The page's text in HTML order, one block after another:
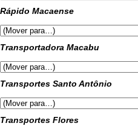
Rápido Macaense
Transportadora Macabu
Transportes Santo Antônio
Transportes Flores